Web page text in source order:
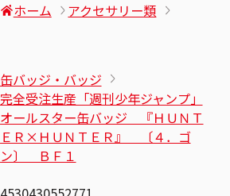
ホーム アクセサリー類
缶バッジ・バッジ
完全受注生産「週刊少年ジャンプ」
オールスター缶バッジ 『ＨＵＮＴ
ＥＲ×ＨＵＮＴＥＲ』 〔４．ゴ
ン〕 ＢＦ１